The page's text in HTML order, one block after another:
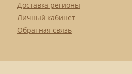
Доставка регионы
Личный кабинет
Обратная связь